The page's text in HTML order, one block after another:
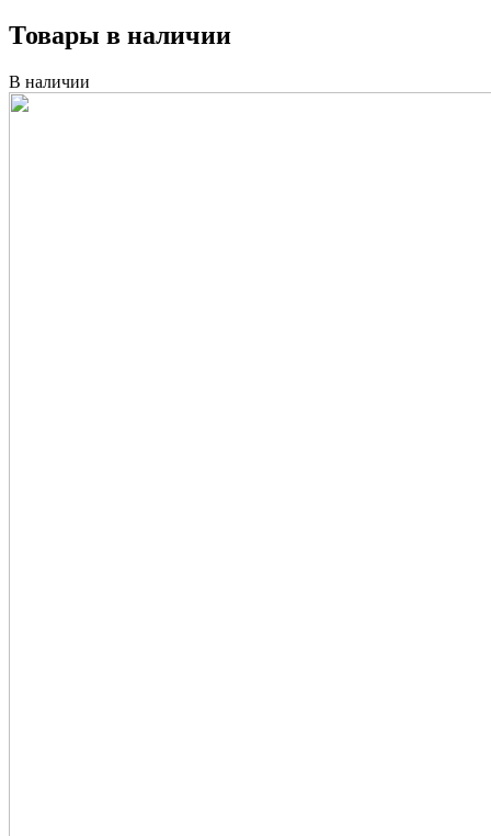
Товары в наличии
В наличии